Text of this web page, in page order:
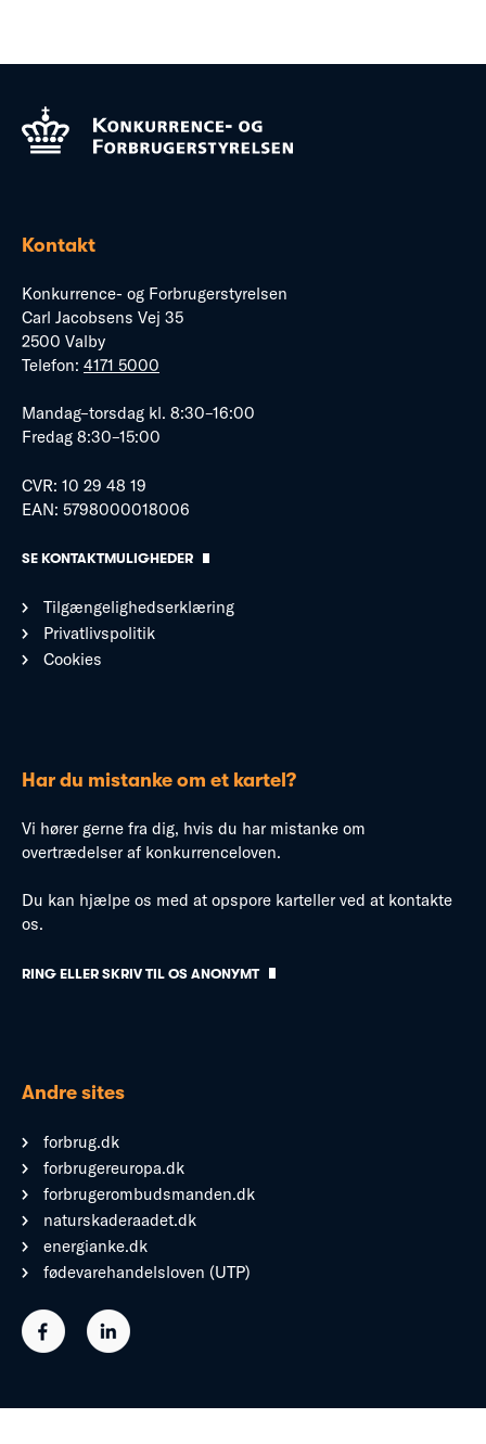
Kontakt
Konkurrence- og Forbrugerstyrelsen
Carl Jacobsens Vej 35
2500 Valby
Telefon: 4171 5000
Mandag–torsdag kl. 8:30–16:00
Fredag 8:30–15:00
CVR: 10 29 48 19
EAN: 5798000018006
SE KONTAKTMULIGHEDER
Tilgængelighedserklæring
Privatlivspolitik
Cookies
Har du mistanke om et kartel?
Vi hører gerne fra dig, hvis du har mistanke om
overtrædelser af konkurrenceloven.
Du kan hjælpe os med at opspore karteller ved at kontakte
os.
RING ELLER SKRIV TIL OS ANONYMT
Andre sites
forbrug.dk
forbrugereuropa.dk
forbrugerombudsmanden.dk
naturskaderaadet.dk
energianke.dk
fødevarehandelsloven (UTP)